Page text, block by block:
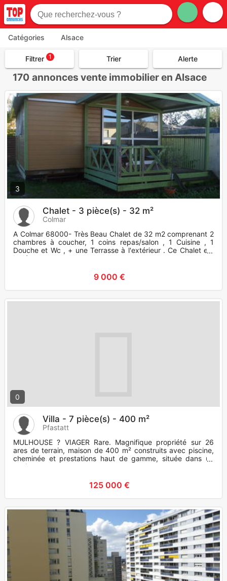
Catégories Alsace
Filtrer 1 Trier Alerte
170 annonces vente immobilier en Alsace
3
Chalet - 3 pièce(s) - 32 m²
Colmar
A Colmar 68000- Très Beau Chalet de 32 m2 comprenant 2
chambres à coucher, 1 coins repas/salon , 1 Cuisine , 1
Douche et Wc , + une Terrasse à l'extérieur . Ce Chalet est
Isolé e
9 000 €
0
Villa - 7 pièce(s) - 400 m²
Pfastatt
MULHOUSE ? VIAGER Rare. Magnifique propriété sur 26
ares de terrain, maison de 400 m² construits avec piscine,
cheminée et prestations haut de gamme, située dans un
environnemen
125 000 €